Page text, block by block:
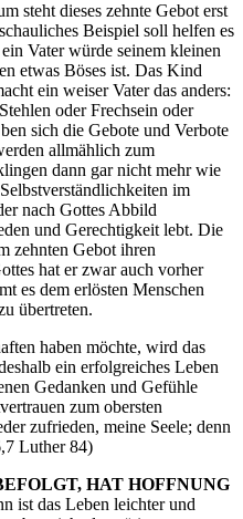
steht dieses zehnte Gebot erst
Beispiel soll helfen es
Vater würde seinem kleinen
etwas Böses ist. Das Kind
ein weiser Vater das anders:
oder Frechsein oder
sich die Gebote und Verbote
allmählich zum
dann gar nicht mehr wie
im
nach Gottes Abbild
und Gerechtigkeit lebt. Die
zehnten Gebot ihren
hat er zwar auch vorher
es dem erlösten Menschen
übertreten.
haben möchte, wird das
ein erfolgreiches Leben
Gedanken und Gefühle
zum obersten
zufrieden, meine Seele; denn
Luther 84)
HAT HOFFNUNG
ist das Leben leichter und